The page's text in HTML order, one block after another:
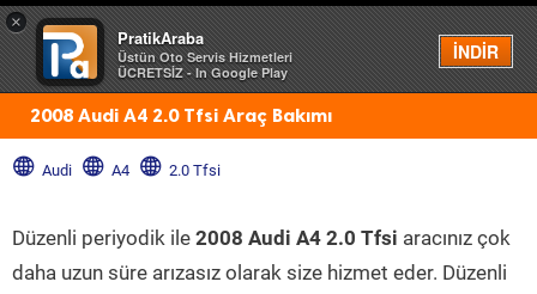
×
PratikAraba
Üstün Oto Servis Hizmetleri
ÜCRETSİZ - In Google Play
İNDİR
Menü
2008 Audi A4 2.0 Tfsi Araç Bakımı
Audi A4 2.0 Tfsi
Düzenli periyodik ile 2008 Audi A4 2.0 Tfsi aracınız çok
daha uzun süre arızasız olarak size hizmet eder. Düzenli